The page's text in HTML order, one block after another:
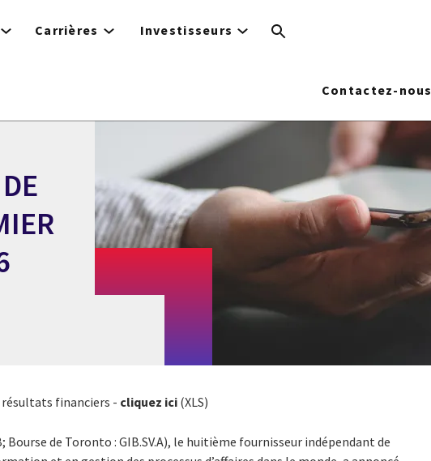
Carrières Investisseurs
Contactez-nous
résultats financiers - cliquez ici (XLS)
Bourse de Toronto : GIB.SV.A), le huitième fournisseur indépendant de